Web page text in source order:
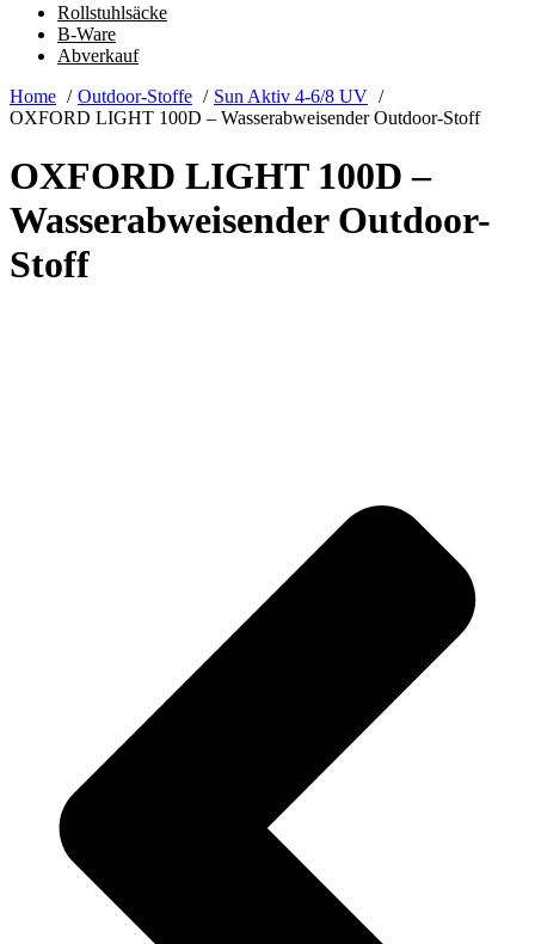
Rollstuhlsäcke
B-Ware
Abverkauf
Home
Outdoor-Stoffe
Sun Aktiv 4-6/8 UV
OXFORD LIGHT 100D – Wasserabweisender Outdoor-Stoff
OXFORD LIGHT 100D –
Wasserabweisender Outdoor-
Stoff